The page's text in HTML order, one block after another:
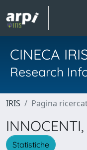
CINECA
Research
IRIS Pagina
Statistiche